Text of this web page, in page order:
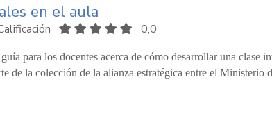
en el aula
0,0
para los docentes acerca de cómo desarrollar una clase
de la colección de la alianza estratégica entre el Ministerio